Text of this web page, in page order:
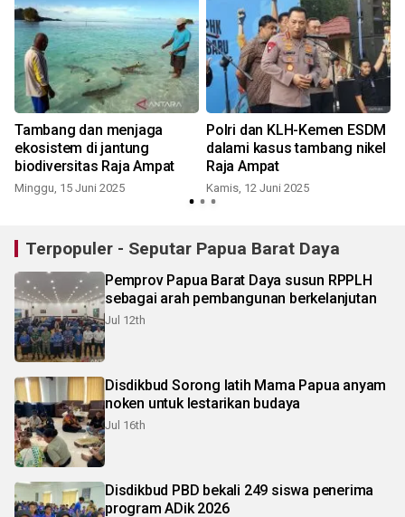
Tambang dan menjaga
ekosistem di jantung
biodiversitas Raja Ampat
Minggu, 15 Juni 2025
Polri dan KLH-Kemen ESDM
dalami kasus tambang nikel
Raja Ampat
Kamis, 12 Juni 2025
Terpopuler - Seputar Papua Barat Daya
Pemprov Papua Barat Daya susun RPPLH
sebagai arah pembangunan berkelanjutan
Jul 12th
Disdikbud Sorong latih Mama Papua anyam
noken untuk lestarikan budaya
Jul 16th
Disdikbud PBD bekali 249 siswa penerima
program ADik 2026